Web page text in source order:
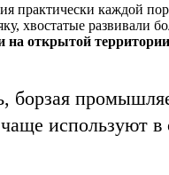
практически каждой
хвостатые развивали
на открытой
борзая
используют